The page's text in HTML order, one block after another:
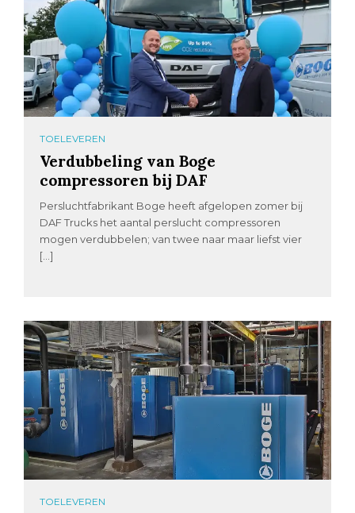
TOELEVEREN
Verdubbeling van Boge
compressoren bij DAF
Persluchtfabrikant Boge heeft afgelopen zomer bij
DAF Trucks het aantal perslucht compressoren
mogen verdubbelen; van twee naar maar liefst vier
[…]
TOELEVEREN